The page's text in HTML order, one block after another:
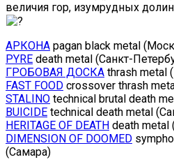
величия гор, изумрудных
АРКОНА pagan black metal
PYRE death metal (Санкт-
ГРОБОВАЯ ДОСКА thrash metal
FAST FOOD crossover thrash
STALINO technical brutal death
BUICIDE technical death metal
HERITAGE OF DEATH death metal
DIMENSION OF DOOMED
(Самара)